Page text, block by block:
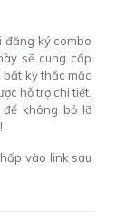
đăng ký combo
sẽ cung cấp
bất kỳ thắc mắc
hỗ trợ chi tiết.
không bỏ lỡ
vào link sau